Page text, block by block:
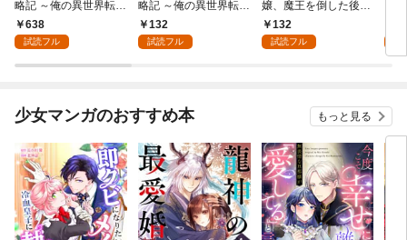
略記 ～俺の異世界転生
冒険譚～ 1巻
638
試読フル
略記 ～俺の異世界転生
冒険譚～【分冊版】 1
巻
132
試読フル
嬢、魔王を倒した後も
人類やばそうだから軍
隊組織する～【分冊
132
試読フル
少女マンガのおすすめ本 もっと見る